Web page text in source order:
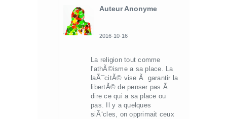
Auteur Anonyme
2016-10-16
La religion tout comme
l'athÃ©isme a sa place. La
laÃ¯citÃ© vise Ã garantir la
libertÃ© de penser pas Ã
dire ce qui a sa place ou
pas. Il y a quelques
siÃ¨cles, on opprimait ceux